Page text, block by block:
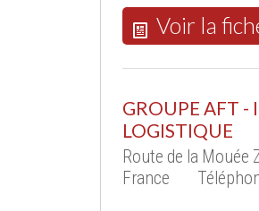
Voir la
GROUPE AFT
LOGISTIQUE
Route de la Mouée
France